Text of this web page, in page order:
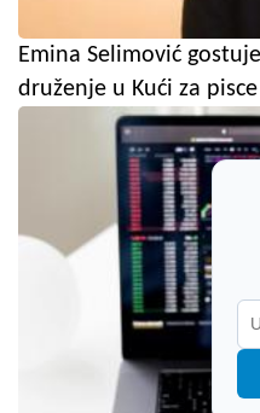
Emina Selimović
druženje u Kući za pisce